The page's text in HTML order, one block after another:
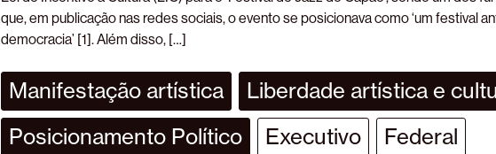
que, em publicação nas redes sociais, o evento se posicionava como ‘um festival
democracia’ [1]. Além disso, […]
Manifestação artística
Liberdade artística e
Posicionamento Político
Executivo Federal